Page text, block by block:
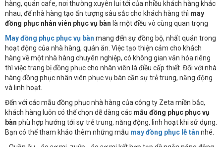
hàng, quán cafe, nơi thường xuyên lui tới của nhiều khách hàng khác
nhau, để nhà hàng tạo ấn tượng sâu sắc cho khách hàng thì may
đồng phục nhân viên phục vụ bàn là một điều vô cùng quan trọng
May đồng phục phục vụ bàn mang đến sự đồng bộ, nhất quán trong
hoạt động của nhà hàng, quán ăn. Việc tạo thiện cảm cho khách
hàng về một nhà hàng chuyên nghiệp, có không gian văn hóa riêng
thì việc trang bị đồng phục cho nhân viên là điều cấp thiết. Đối với nhà
hàng đồng phục nhân viên phục vụ bàn cần sự trẻ trung, năng động
và linh hoạt.
Đến với các mẫu đồng phục nhà hàng của công ty Zeta miền bắc,
khách hàng luôn có thể chọn dễ dàng các mẫu đồng phục phục vụ
bàn phù hợp hướng tới sự trẻ trung, năng động, linh hoạt khi sử dụng.
Bạn có thể tham khảo thêm những mẫu may đồng phục lễ tân nhé.